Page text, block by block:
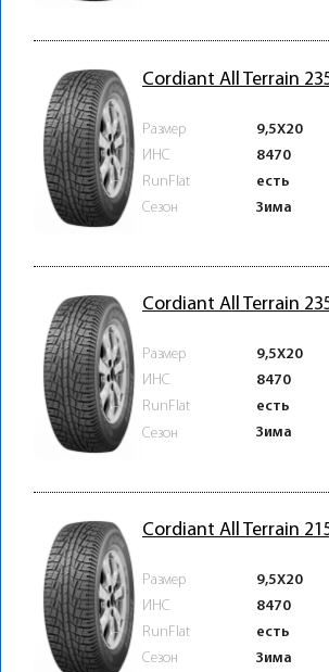
Cordiant All Terrain
Размер
9,5X20
ИНС
8470
RunFlat
есть
Сезон
Зима
Cordiant All Terrain
Размер
9,5X20
ИНС
8470
RunFlat
есть
Сезон
Зима
Cordiant All Terrain
Размер
9,5X20
ИНС
8470
RunFlat
есть
Сезон
Зима